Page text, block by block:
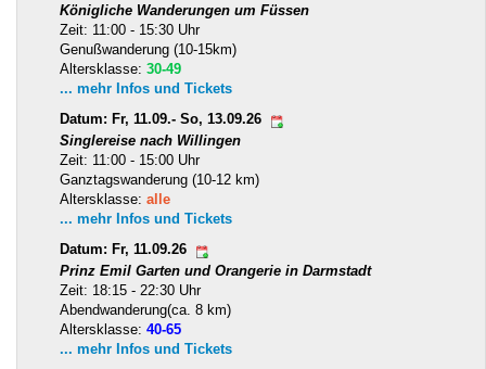
Königliche Wanderungen um Füssen
Zeit: 11:00 - 15:30 Uhr
Genußwanderung (10-15km)
Altersklasse: 30-49
... mehr Infos und Tickets
Datum: Fr, 11.09.- So, 13.09.26
Singlereise nach Willingen
Zeit: 11:00 - 15:00 Uhr
Ganztagswanderung (10-12 km)
Altersklasse: alle
... mehr Infos und Tickets
Datum: Fr, 11.09.26
Prinz Emil Garten und Orangerie in Darmstadt
Zeit: 18:15 - 22:30 Uhr
Abendwanderung(ca. 8 km)
Altersklasse: 40-65
... mehr Infos und Tickets